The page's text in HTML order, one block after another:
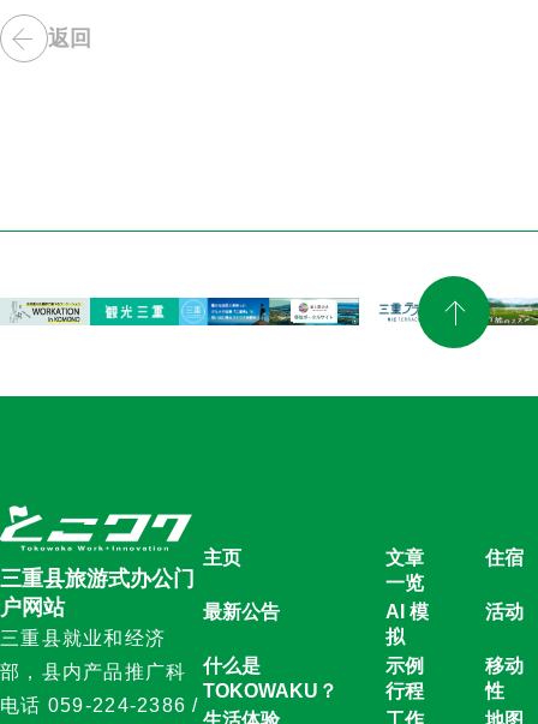
返回
三重县旅游式办公门
户网站
三重县就业和经济
部，县内产品推广科
电话 059-224-2386 /
主页
文章
一览
住宿
最新公告
AI 模
拟
活动
什么是
TOKOWAKU？
示例
行程
移动
性
生活体验
工作 地图